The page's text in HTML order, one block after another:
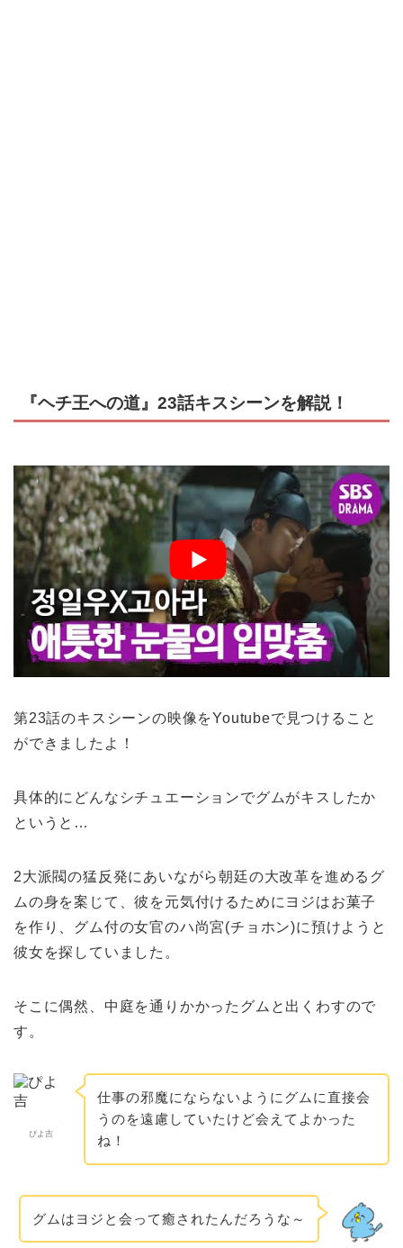
『ヘチ王への道』23話キスシーンを解説！
第23話のキスシーンの映像をYoutubeで見つけること
ができましたよ！
具体的にどんなシチュエーションでグムがキスしたか
というと…
2大派閥の猛反発にあいながら朝廷の大改革を進めるグ
ムの身を案じて、彼を元気付けるためにヨジはお菓子
を作り、グム付の女官のハ尚宮(チョホン)に預けようと
彼女を探していました。
そこに偶然、中庭を通りかかったグムと出くわすので
す。
ぴよ吉
仕事の邪魔にならないようにグムに直接会
うのを遠慮していたけど会えてよかった
ね！
グムはヨジと会って癒されたんだろうな～